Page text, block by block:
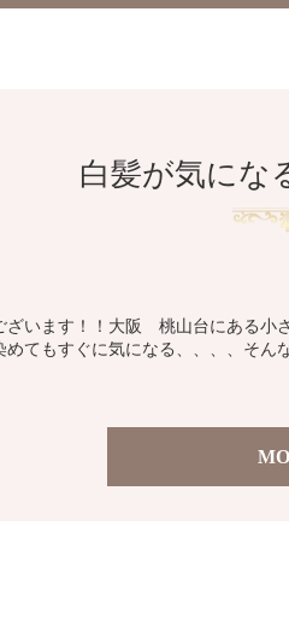
白髪が気にな
ざいます！！大阪 桃山台にある小
めてもすぐに気になる、、、、そ